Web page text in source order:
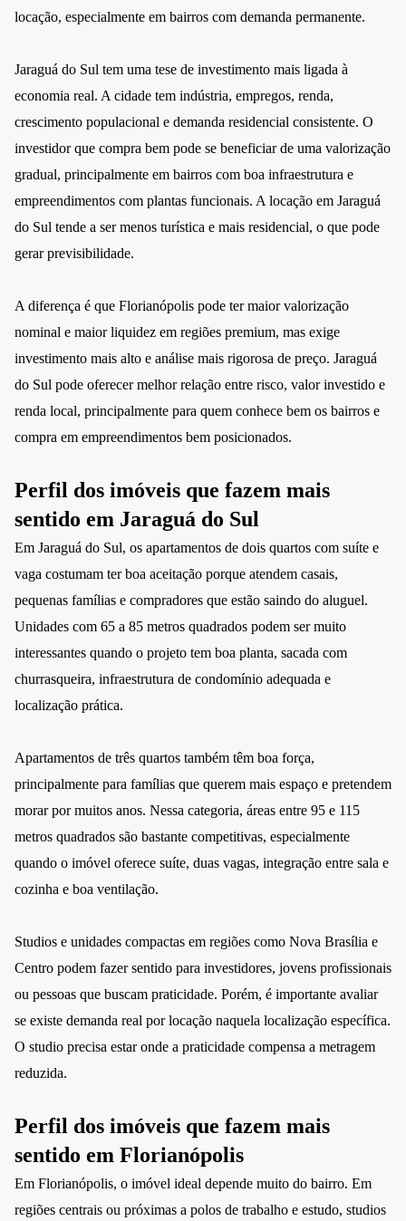
locação, especialmente em bairros com demanda permanente.
Jaraguá do Sul tem uma tese de investimento mais ligada à
economia real. A cidade tem indústria, empregos, renda,
crescimento populacional e demanda residencial consistente. O
investidor que compra bem pode se beneficiar de uma valorização
gradual, principalmente em bairros com boa infraestrutura e
empreendimentos com plantas funcionais. A locação em Jaraguá
do Sul tende a ser menos turística e mais residencial, o que pode
gerar previsibilidade.
A diferença é que Florianópolis pode ter maior valorização
nominal e maior liquidez em regiões premium, mas exige
investimento mais alto e análise mais rigorosa de preço. Jaraguá
do Sul pode oferecer melhor relação entre risco, valor investido e
renda local, principalmente para quem conhece bem os bairros e
compra em empreendimentos bem posicionados.
Perfil dos imóveis que fazem mais
sentido em Jaraguá do Sul
Em Jaraguá do Sul, os apartamentos de dois quartos com suíte e
vaga costumam ter boa aceitação porque atendem casais,
pequenas famílias e compradores que estão saindo do aluguel.
Unidades com 65 a 85 metros quadrados podem ser muito
interessantes quando o projeto tem boa planta, sacada com
churrasqueira, infraestrutura de condomínio adequada e
localização prática.
Apartamentos de três quartos também têm boa força,
principalmente para famílias que querem mais espaço e pretendem
morar por muitos anos. Nessa categoria, áreas entre 95 e 115
metros quadrados são bastante competitivas, especialmente
quando o imóvel oferece suíte, duas vagas, integração entre sala e
cozinha e boa ventilação.
Studios e unidades compactas em regiões como Nova Brasília e
Centro podem fazer sentido para investidores, jovens profissionais
ou pessoas que buscam praticidade. Porém, é importante avaliar
se existe demanda real por locação naquela localização específica.
O studio precisa estar onde a praticidade compensa a metragem
reduzida.
Perfil dos imóveis que fazem mais
sentido em Florianópolis
Em Florianópolis, o imóvel ideal depende muito do bairro. Em
regiões centrais ou próximas a polos de trabalho e estudo, studios